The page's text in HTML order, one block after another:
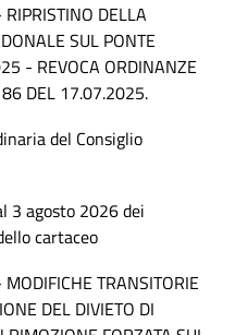
DELLA
SUL PONTE
- REVOCA ORDINANZE
DEL 17.07.2025.
del Consiglio
3 agosto 2026 dei
cartaceo
TRANSITORIE
DEL DIVIETO DI